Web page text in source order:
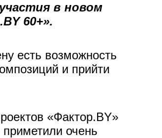
в новом
60+».
есть возможность
и прийти
«Фактор.BY»
очень